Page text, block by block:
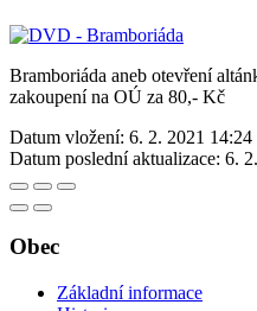
Bramboriáda aneb otevření
zakoupení na OÚ za 80,- Kč
Datum vložení: 6. 2. 2021 14:24
Datum poslední aktualizace: 6.
Obec
Základní informace